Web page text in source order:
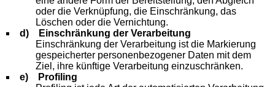
oder die Verknüpfung, die Einschränkung, das
Löschen oder die Vernichtung.
d) Einschränkung der Verarbeitung
Einschränkung der Verarbeitung ist die Markierung
gespeicherter personenbezogener Daten mit dem
Ziel, ihre künftige Verarbeitung einzuschränken.
e) Profiling